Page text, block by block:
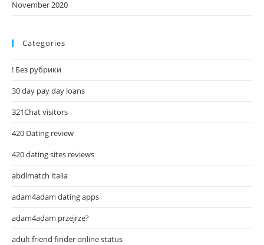
November 2020
Categories
! Без рубрики
30 day pay day loans
321Chat visitors
420 Dating review
420 dating sites reviews
abdlmatch italia
adam4adam dating apps
adam4adam przejrze?
adult friend finder online status